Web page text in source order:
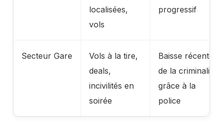
localisées,
vols
progressif
Secteur Gare
Vols à la tire,
deals,
incivilités en
soirée
Baisse récente
de la criminalité
grâce à la
police